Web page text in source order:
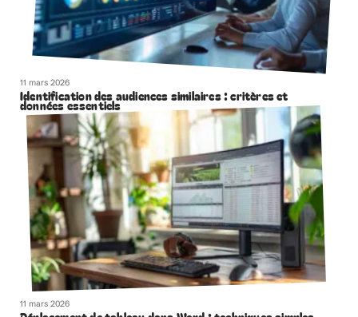
11 mars 2026
Identification des audiences similaires : critères et
données essentiels
11 mars 2026